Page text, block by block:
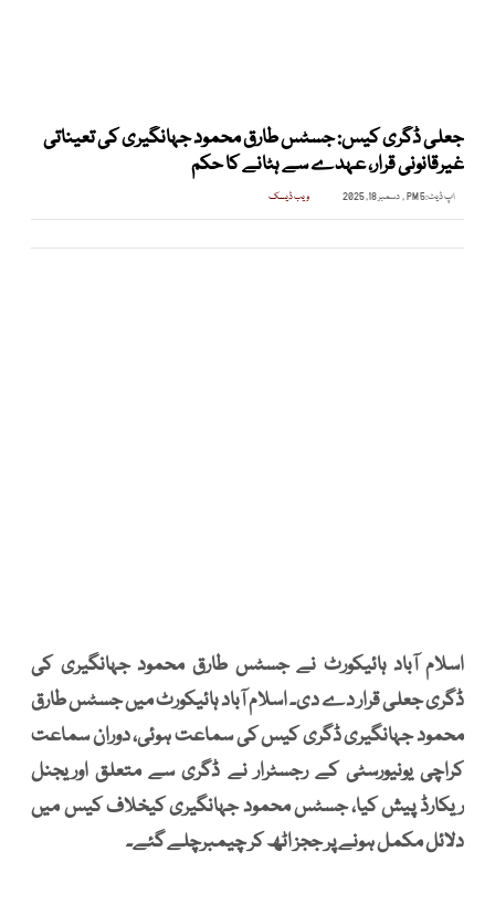
جعلی ڈگری کیس: جسٹس طارق محمود جہانگیری کی تعیناتی
غیرقانونی قرار، عہدے سے ہٹانے کا حکم
اپ ڈیٹ:5 PM , دسمبر 18, 2025 ویب ڈیسک
اسلام آباد ہائیکورٹ نے جسٹس طارق محمود جہانگیری کی
ڈگری جعلی قرار دے دی۔ اسلام آباد ہائیکورٹ میں جسٹس طارق
محمود جہانگیری ڈگری کیس کی سماعت ہوئی، دوران سماعت
کراچی یونیورسٹی کے رجسٹرار نے ڈگری سے متعلق اوریجنل
ریکارڈ پیش کیا، جسٹس محمود جہانگیری کیخلاف کیس میں
دلائل مکمل ہونے پر ججز اٹھ کر چیمبرچلے گئے۔